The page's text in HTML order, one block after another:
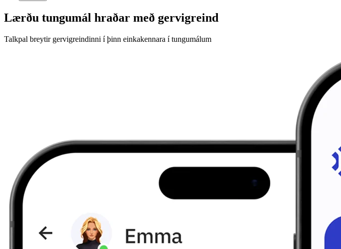
Lærðu tungumál hraðar með gervigreind
Talkpal breytir gervigreindinni í þinn einkakennara í tungumálum